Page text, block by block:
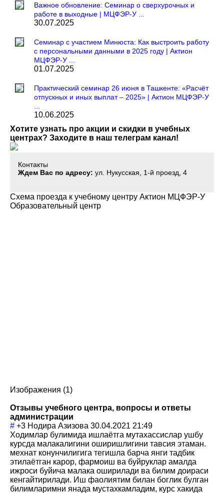
Важное обновление: Семинар о сверхурочных и
работе в выходные | МЦФЭР-У ...
30.07.2025
Семинар с участием Минюста: Как выстроить работу
с персональными данными в 2025 году | Актион
МЦФЭР-У ...
01.07.2025
Практический семинар 26 июня в Ташкенте: «Расчёт
отпускных и иных выплат – 2025» | Актион МЦФЭР-У
10.06.2025
Хотите узнать про акции и скидки в учебных
центрах? Заходите в наш телеграм канал!
Контакты
Ждем Вас по адресу: ул. Нукусская, 1-й проезд, 4
Схема проезда к учебному центру Актион МЦФЭР-У
Образовательный центр
Изображения (1)
Отзывы учебного центра, вопросы и ответы
администрации
# +3 Нодира Азизова 30.04.2021 21:49
Ходимлар булимида ишлаётга мутахассислар ушбу
курсда малакалигини оширишлигини тавсия этаман.
мехнат конунчилигига тегишла барча янги тадбик
этилаётган карор, фармоиш ва буйруклар амалда
ижроси буйича малака оширилади ва билим доираси
кенгайтирилади. Иш фаолиятим билан боглик булган
билимларимни янада мустахкамладим, курс хакида